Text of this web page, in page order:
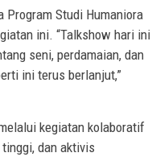
Program Studi Humaniora
ini. “Talkshow hari ini
seni, perdamaian, dan
ini terus berlanjut,”
kegiatan kolaboratif
dan aktivis